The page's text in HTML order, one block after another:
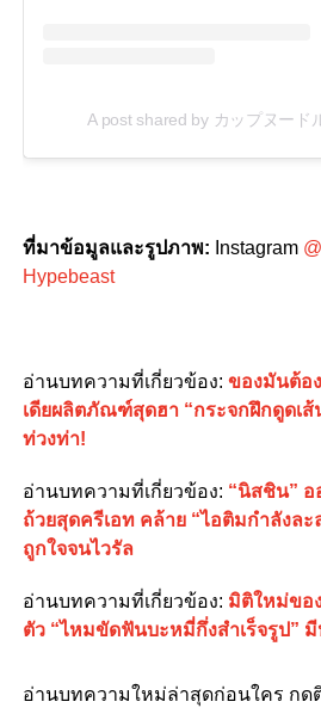
ที่มาข้อมูลและรูปภาพ: Instagram
Hypebeast
อ่านบทความที่เกี่ยวข้อง: ของมันต้อ
เดียผลิตภัณฑ์สุดฮา “กระจกฝึกดูดเ
ท่วงท่า!
อ่านบทความที่เกี่ยวข้อง: “นิสชิน”
ถ้วยสุดครีเอท คล้าย “ไอติมกำลังล
ถูกใจจนไวรัล
อ่านบทความที่เกี่ยวข้อง: มิติใหม่ขอ
ตัว “ไหมขัดฟันบะหมี่กึ่งสำเร็จรูป”
อ่านบทความใหม่ล่าสุดก่อนใคร กดติ